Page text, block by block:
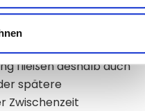
Kursentwicklung.
Zeitpunkt der
zwischen Kauf
fließen deshalb auch
spätere
Zwischenzeit